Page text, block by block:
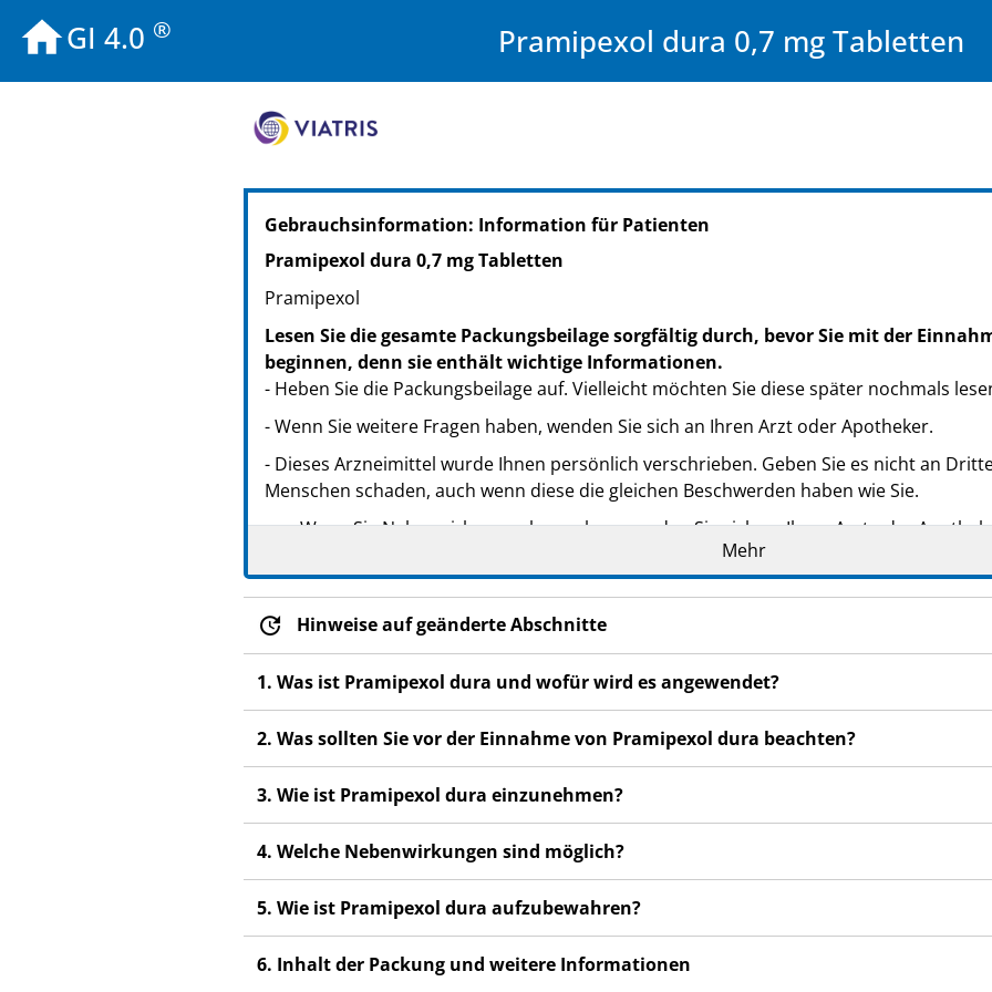
GI 4.0 ® Pramipexol dura 0,7 mg Tabletten
PZN: 14177943
PPN: 111417794319
NTIN: 04150141779436
Gebrauchsinformation: Information für Patienten
Pramipexol dura 0,7 mg Tabletten
Pramipexol
Lesen Sie die gesamte Packungsbeilage sorgfältig durch, bevor Sie mit der
beginnen, denn sie enthält wichtige Informationen.
- Heben Sie die Packungsbeilage auf. Vielleicht möchten Sie diese später nochmals
- Wenn Sie weitere Fragen haben, wenden Sie sich an Ihren Arzt oder Apotheker.
- Dieses Arzneimittel wurde Ihnen persönlich verschrieben. Geben Sie es nicht an
Menschen schaden, auch wenn diese die gleichen Beschwerden haben wie Sie.
Wenn Sie Nebenwirkungen bemerken, wenden Sie sich an Ihren Arzt oder
Nebenwirkungen, die nicht in dieser Packungsbeilage angegeben sind. Siehe
Mehr
Hinweise auf geänderte Abschnitte
1. Was ist Pramipexol dura und wofür wird es angewendet?
2. Was sollten Sie vor der Einnahme von Pramipexol dura beachten?
3. Wie ist Pramipexol dura einzunehmen?
4. Welche Nebenwirkungen sind möglich?
5. Wie ist Pramipexol dura aufzubewahren?
6. Inhalt der Packung und weitere Informationen